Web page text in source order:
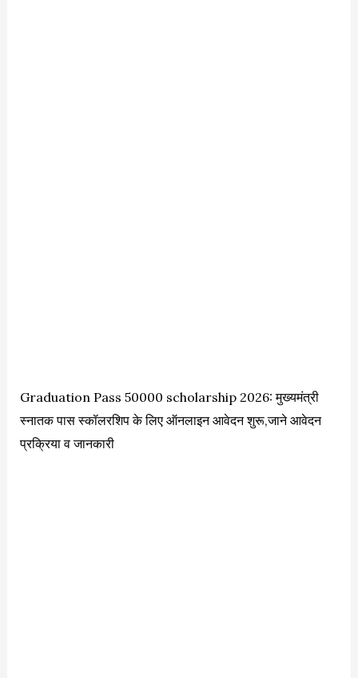
Graduation Pass 50000 scholarship 2026: मुख्यमंत्री
स्नातक पास स्कॉलरशिप के लिए ऑनलाइन आवेदन शुरू,जाने आवेदन
प्रक्रिया व जानकारी